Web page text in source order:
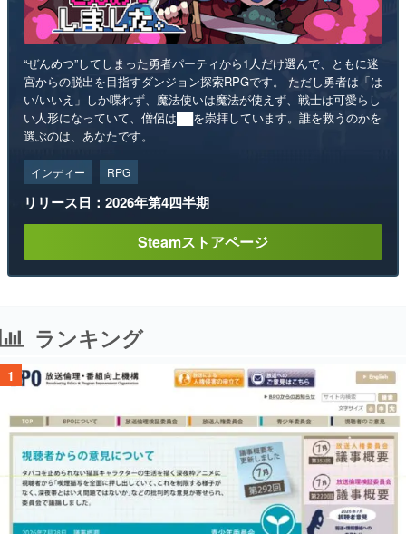
“ぜんめつ”してしまった勇者パーティから1人だけ選んで、ともに迷
宮からの脱出を目指すダンジョン探索RPGです。 ただし勇者は「は
い/いいえ」しか喋れず、魔法使いは魔法が使えず、戦士は可愛らし
い人形になっていて、僧侶は██を崇拝しています。誰を救うのかを
選ぶのは、あなたです。
インディー RPG
リリース日：2026年第4四半期
Steamストアページ
ランキング
1